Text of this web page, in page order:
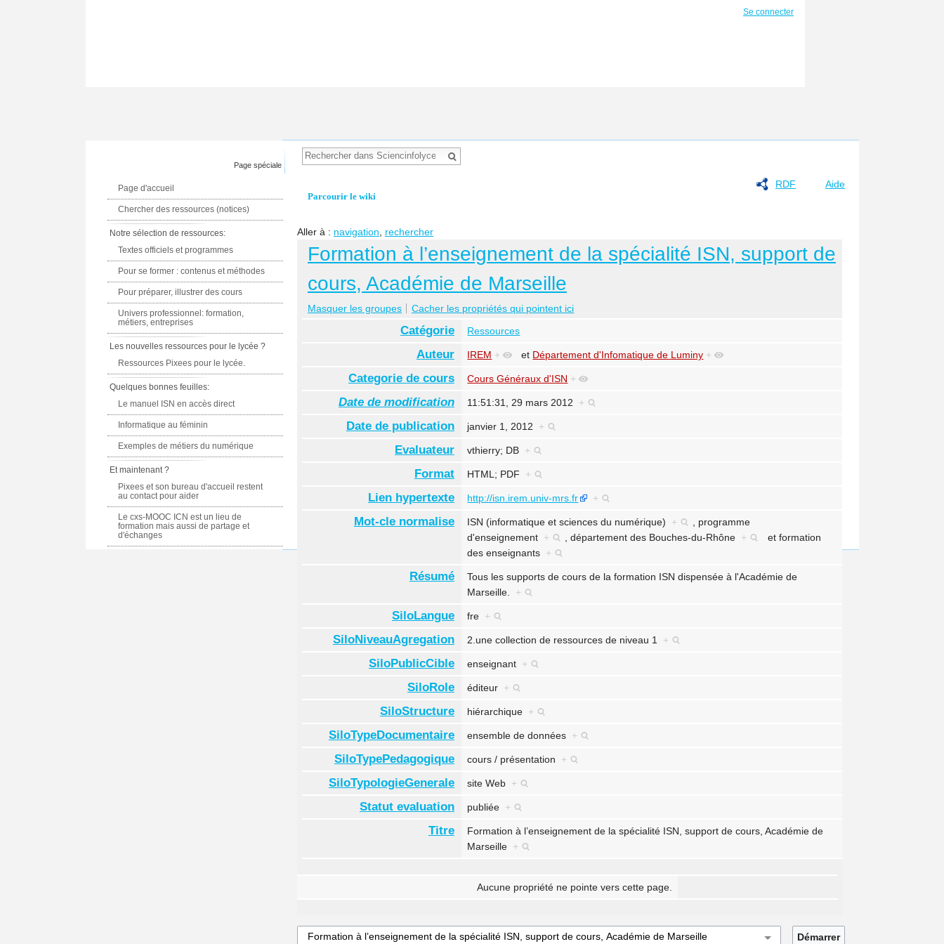
RDF Aide
Parcourir le wiki
Aller à : navigation rechercher
Formation à l’enseignement de la spécialité ISN, support de
cours, Académie de Marseille
Masquer les groupes Cacher les propriétés qui pointent ici
Catégorie Ressources
Auteur IREM + et Département d'Infomatique de Luminy +
Categorie de cours Cours Généraux d'ISN +
Date de modification 11:51:31, 29 mars 2012 +
Date de publication janvier 1, 2012 +
Evaluateur vthierry; DB +
Format HTML; PDF +
Lien hypertexte http://isn.irem.univ-mrs.fr +
Mot-cle normalise ISN (informatique et sciences du numérique) +
programme
d'enseignement + ,département des Bouches-du-Rhône + etformation
des enseignants +
Résumé
Tous les supports de cours de la formation ISN dispensée à l'Académie de
Marseille. +
SiloLangue fre +
SiloNiveauAgregation 2.une collection de ressources de niveau 1 +
SiloPublicCible enseignant +
SiloRole éditeur +
SiloStructure hiérarchique +
SiloTypeDocumentaire ensemble de données +
SiloTypePedagogique cours / présentation +
SiloTypologieGenerale site Web +
Statut evaluation publiée +
Titre
Formation à l’enseignement de la spécialité ISN, support de cours, Académie de
Marseille +
Aucune propriété ne pointe vers cette page.
Se connecter
Page spéciale
Page d'accueil
Chercher des ressources (notices)
Notre sélection de ressources:
Textes officiels et programmes
Pour se former : contenus et méthodes
Pour préparer, illustrer des cours
Univers professionnel: formation,
métiers, entreprises
Les nouvelles ressources pour le lycée ?
Ressources Pixees pour le lycée.
Quelques bonnes feuilles:
Le manuel ISN en accès direct
Informatique au féminin
Exemples de métiers du numérique
Et maintenant ?
Pixees et son bureau d'accueil restent
au contact pour aider
Le cxs-MOOC ICN est un lieu de
formation mais aussi de partage et
d'échanges